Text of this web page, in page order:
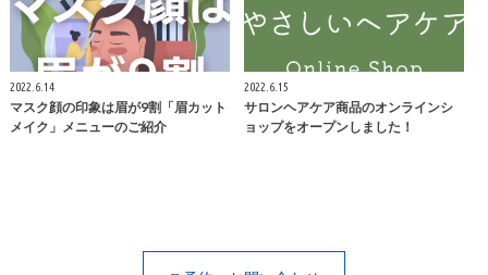
2022.6.14
マスク顔の印象は眉が9割「眉カット
メイク」メニューのご紹介
2022.6.15
サロンヘアケア商品のオンラインシ
ョップをオープンしました！